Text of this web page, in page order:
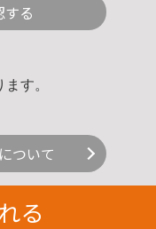
る
す。
ついて
る